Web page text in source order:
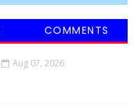
COMMENTS
Aug 07, 2026